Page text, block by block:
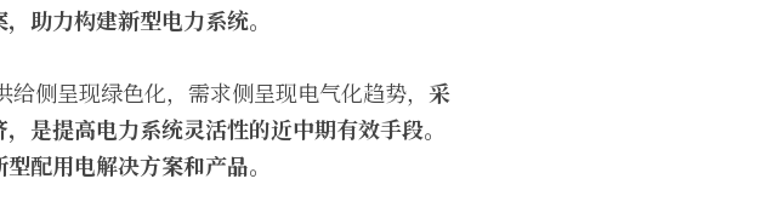
助力构建新型电力系统。
侧呈现绿色化，需求侧呈现电气化趋势， 采
是提高电力系统灵活性的近中期有效手段。
配用电解决方案和产品。